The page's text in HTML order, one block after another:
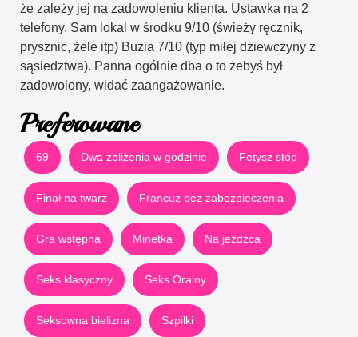
że zależy jej na zadowoleniu klienta. Ustawka na 2
telefony. Sam lokal w środku 9/10 (świeży ręcznik,
prysznic, żele itp) Buzia 7/10 (typ miłej dziewczyny z
sąsiedztwa). Panna ogólnie dba o to żebyś był
zadowolony, widać zaangażowanie.
Preferowane
69 Dwa zbliżenia w godzinie Fetysz stóp
Finał na twarz Francuz bez zabezpieczenia
Gra wstępna Minetka Na jeźdźca
Seks klasyczny Seks Oralny
Seksowna bielizna Szpilki